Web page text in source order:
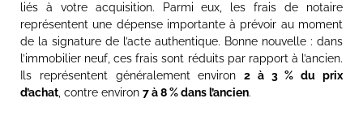
liés à votre acquisition. Parmi eux, les frais de notaire
représentent une dépense importante à prévoir au moment
de la signature de l’acte authentique. Bonne nouvelle : dans
l’immobilier neuf, ces frais sont réduits par rapport à l’ancien.
Ils représentent généralement environ2 à 3 % du prix
d’achat , contre environ 7 à 8 % dans l’ancien.